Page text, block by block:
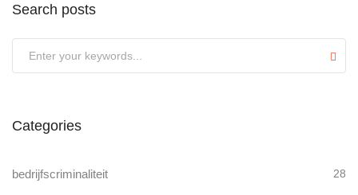
Search posts
Categories
bedrijfscriminaliteit 28